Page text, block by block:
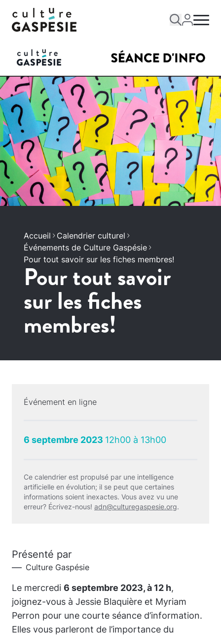
Accueil
Calendrier culturel
Événements de Culture Gaspésie
Pour tout savoir sur les fiches membres!
Pour tout savoir
sur les fiches
membres!
Événement en ligne
6 septembre 2023 12h00 à 13h00
Ce calendrier est propulsé par une intelligence
artificielle en évolution; il se peut que certaines
informations soient inexactes. Vous avez vu une
erreur? Écrivez-nous! adn@culturegaspesie.org.
Présenté par
Culture Gaspésie
Le mercredi 6 septembre 2023, à 12 h,
joignez-vous à Jessie Blaquière et Myriam
Perron pour une courte séance d’information.
Elles vous parleront de l’importance du